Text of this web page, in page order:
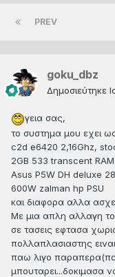
PREV
goku_dbz
Δημοσιεύτηκε
γεια σας,
το συστημα μου εχει
c2d e6420 2,16Ghz,
2GB 533 transcent
Asus P5W DH deluxe
600W zalman hp PSU
και διαφορα αλλα
Με μια απλη αλλαγη
σε τασεις εφτασα
πολλαπλασιαστης
παω λιγο
μπουταρει...δοκιμασα